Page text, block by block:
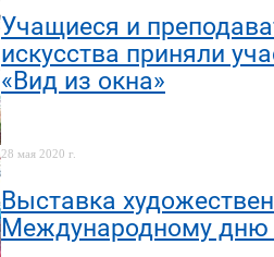
Учащиеся и
искусства приняли
«Вид из окна»
28 мая 2020 г.
Выставка
Международному дню